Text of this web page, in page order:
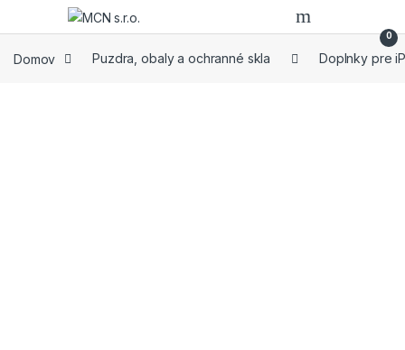
Skip to navigation
Skip to content
0
Domov Puzdra, obaly a ochranné skla Doplnky pre